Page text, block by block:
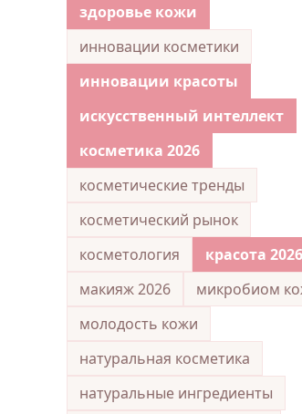
здоровье кожи
инновации косметики
инновации красоты
искусственный интеллект
косметика 2026
косметические тренды
косметический рынок
косметология
красота 2026
макияж 2026
микробиом
молодость кожи
натуральная косметика
натуральные ингредиенты